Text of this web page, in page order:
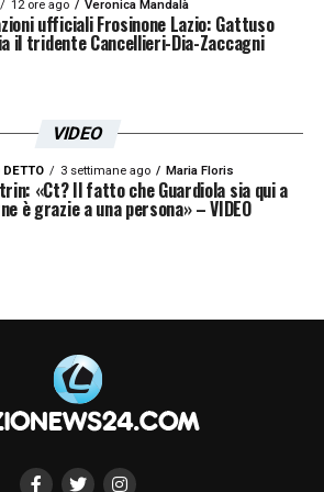
definitivamente la
agli ottavi.
NOSTRE TOP NEWS
12 ore ago Veronica Mandalà
ufficiali Frosinone Lazio: Gattuso
il tridente Cancellieri-Dia-Zaccagni
VIDEO
DETTO 3 settimane ago Maria Floris
«Ct? Il fatto che Guardiola sia qui a
è grazie a una persona» – VIDEO